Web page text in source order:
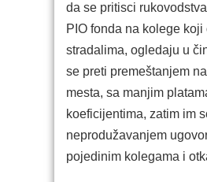
da se pritisci
PIO fonda na kolege koji
stradalima, ogledaju u
se preti premeštanjem
mesta, sa manjim
koeficijentima, zatim im
neprodužavanjem
pojedinim kolegama i